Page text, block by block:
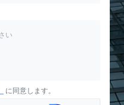
に同意します。